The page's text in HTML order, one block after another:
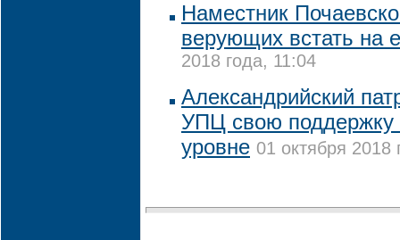
Наместник
верующих встать на
2018 года, 11:04
Александрийский
УПЦ свою
уровне 01 октября 2018